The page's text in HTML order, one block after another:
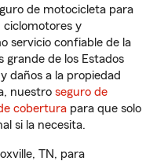
de motocicleta para
ciclomotores y
servicio confiable de la
grande de los Estados
daños a la propiedad
nuestro seguro de
cobertura para que solo
si la necesita.
TN, para